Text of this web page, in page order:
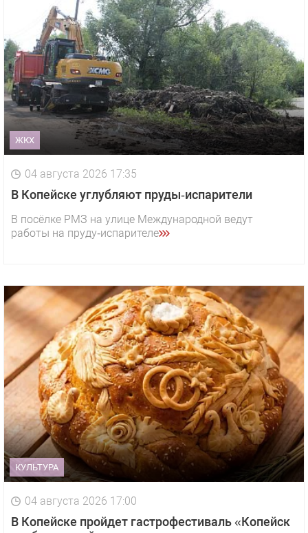
ЖКХ
04 августа 2026 17:35
В Копейске углубляют пруды‑испарители
В посёлке РМЗ на улице Международной ведут
работы на пруду‑испарителе
КУЛЬТУРА
04 августа 2026 17:00
В Копейске пройдет гастрофестиваль «Копейск